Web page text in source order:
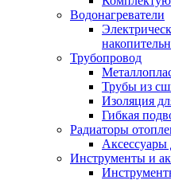
Водонагреватели
Трубопровод
Трубы из
Изоляция
Гибкая
Радиаторы
Аксессуары
Инструменты и